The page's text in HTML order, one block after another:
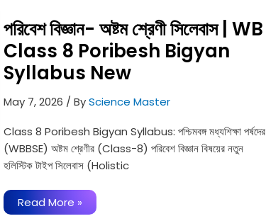
Result
2026
Direct
link
পরিবেশ বিজ্ঞান- অষ্টম শ্রেণী সিলেবাস | WB
Class 8 Poribesh Bigyan
Syllabus New
May 7, 2026 / ByScience Master
Class 8 Poribesh Bigyan Syllabus: পশ্চিমবঙ্গ মধ্যশিক্ষা পর্ষদের
(WBBSE) অষ্টম শ্রেণীর (Class-8) পরিবেশ বিজ্ঞান বিষয়ের নতুন
হলিস্টিক টাইপ সিলেবাস (Holistic
পরিবেশ
বিজ্ঞান-
Read More »